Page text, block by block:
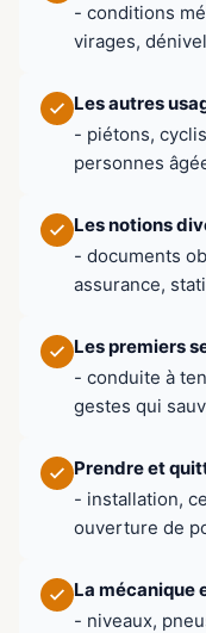
- conditions
virages,
Les autres
- piétons,
personnes
Les notions
- documents
assurance,
Les premiers
- conduite à
gestes qui
Prendre et
- installation,
ouverture de
La mécanique
- niveaux,